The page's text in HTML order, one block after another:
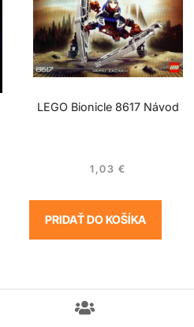
LEGO Bionicle 8617 Návod
1,03 €
PRIDAŤ DO KOŠÍKA